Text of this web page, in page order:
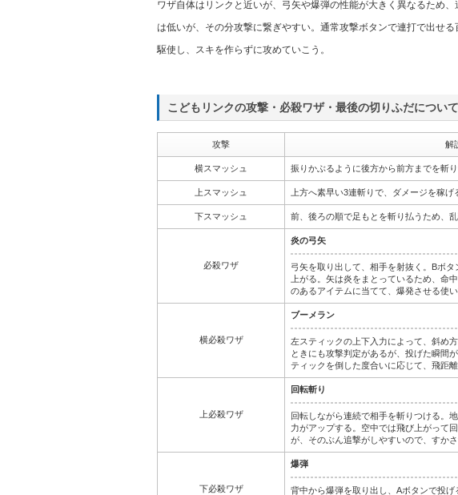
ワザ自体はリンクと近いが、弓矢や爆弾の性能が大きく異なるため
は低いが、その分攻撃に繋ぎやすい。通常攻撃ボタンで連打で出せ
駆使し、スキを作らずに攻めていこう。
こどもリンクの攻撃・必殺ワザ・最後の切りふだについて
攻撃 解
横スマッシュ 振りかぶるように後方から前方までを斬
上スマッシュ 上方へ素早い3連斬りで、ダメージを稼げ
下スマッシュ 前、後ろの順で足もとを斬り払うため、乱
必殺ワザ
炎の弓矢
弓矢を取り出して、相手を射抜く。Bボ
上がる。矢は炎をまとっているため、命
のあるアイテムに当てて、爆発させる使い
横必殺ワザ
ブーメラン
左スティックの上下入力によって、斜め
ときにも攻撃判定があるが、投げた瞬間
ティックを倒した度合いに応じて、飛距離
上必殺ワザ
回転斬り
回転しながら連続で相手を斬りつける。
力がアップする。空中では飛び上がって
が、そのぶん追撃がしやすいので、すか
下必殺ワザ
爆弾
背中から爆弾を取り出し、Aボタンで投